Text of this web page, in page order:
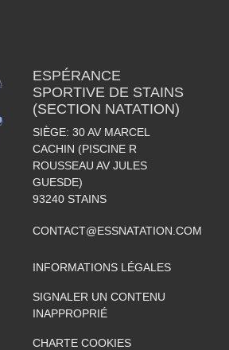
ESPÉRANCE
SPORTIVE DE STAINS
(SECTION NATATION)
SIÈGE: 30 AV MARCEL
CACHIN (PISCINE R
ROUSSEAU AV JULES
GUESDE)
93240 STAINS
CONTACT@ESSNATATION.COM
INFORMATIONS LÉGALES
SIGNALER UN CONTENU
INAPPROPRIÉ
CHARTE COOKIES